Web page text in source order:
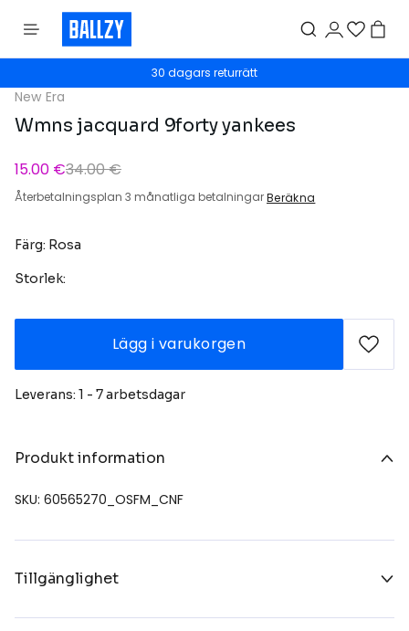
30 dagars returrätt
New Era
Wmns jacquard 9forty yankees
15.00 €34.00 €
Återbetalningsplan 3 månatliga betalningarBeräkna
Färg: Rosa
Storlek:
Lägg i varukorgen
Leverans: 1 - 7 arbetsdagar
Produkt information
SKU: 60565270_OSFM_CNF
Tillgänglighet